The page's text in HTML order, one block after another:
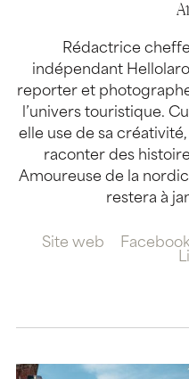
Rédactrice
indépendant
reporter et
l’univers touristique.
elle use de sa
raconter des
Amoureuse de la
restera à
Site web Facebook